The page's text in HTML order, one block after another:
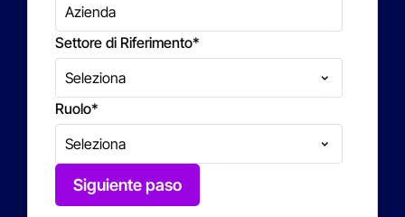
Settore di Riferimento*
Ruolo*
Siguiente paso